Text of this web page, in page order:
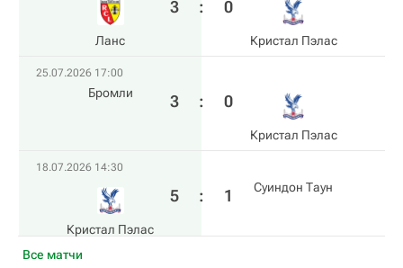
Все матчи
Ланс
3 : 0
Кристал Пэлас
25.07.2026 17:00
Бромли 3 : 0
Кристал Пэлас
18.07.2026 14:30
Кристал Пэлас
5 : 1 Суиндон Таун